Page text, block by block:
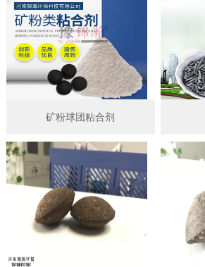
矿粉球团粘合剂